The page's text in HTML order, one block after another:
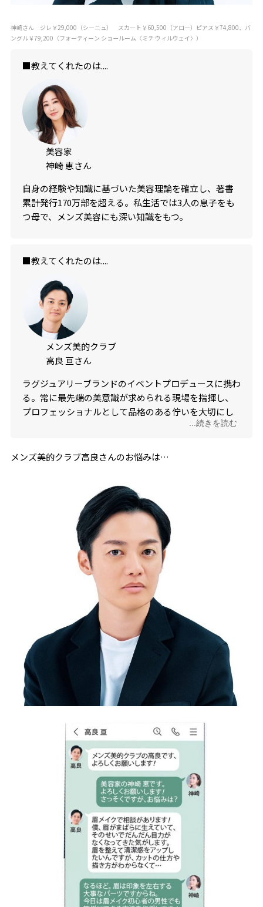
神崎さん ジレ￥29,000（シーニュ） スカート￥60,500（アロー）ピアス￥74,800、バ
ングル￥79,200（フォーティーン ショールーム〈ミチ ウィルウェイ〉）
■教えてくれたのは....
美容家
神崎 恵さん
自身の経験や知識に基づいた美容理論を確立し、著書
累計発行170万部を超える。私生活では3人の息子をも
つ母で、メンズ美容にも深い知識をもつ。
■教えてくれたのは....
メンズ美的クラブ
高良 亘さん
ラグジュアリーブランドのイベントプロデュースに携わ
る。常に最先端の美意識が求められる現場を指揮し、
プロフェッショナルとして品格のある佇いを大切にし
...続きを読む
メンズ美的クラブ高良さんのお悩みは…